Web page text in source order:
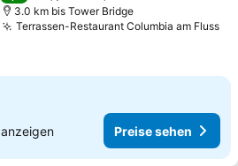
3.0 km bis Tower Bridge
Terrassen-Restaurant Columbia am Fluss
anzeigen Preise sehen